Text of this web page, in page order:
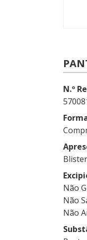
N.º
Não
Não
Não